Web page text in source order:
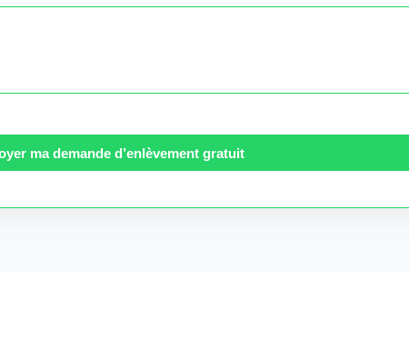
ma demande d’enlèvement gratuit